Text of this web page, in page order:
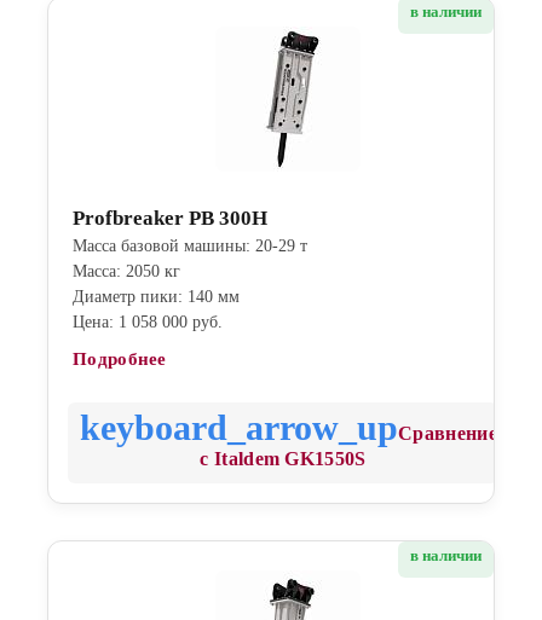
в наличии
Profbreaker PB 300H
Масса базовой машины: 20-29 т
Масса: 2050 кг
Диаметр пики: 140 мм
Цена: 1 058 000 руб.
Подробнее
Сравнение
с Italdem GK1550S
в наличии